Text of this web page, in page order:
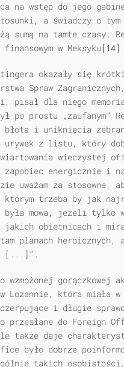
na wstęp do jego
stosunki, a świadczy o
sumą na tamte czasy.
w Meksyku [14] .
okazały się
Spraw
pisał dla niego
po prostu „zaufanym”
błota i uniknięcia
z listu, który
wieczystej
energicznie i
uważam za stosowne,
trzeba by jak
mowa, jeżeli tylko
obietnicach i
planach
[...]”.
gorączkowej
Lozannie, która miała w
i długie
przesłane do Foreign
daje
było dobrze
takich